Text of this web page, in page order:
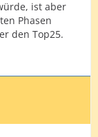
ist aber
Phasen
den Top25.